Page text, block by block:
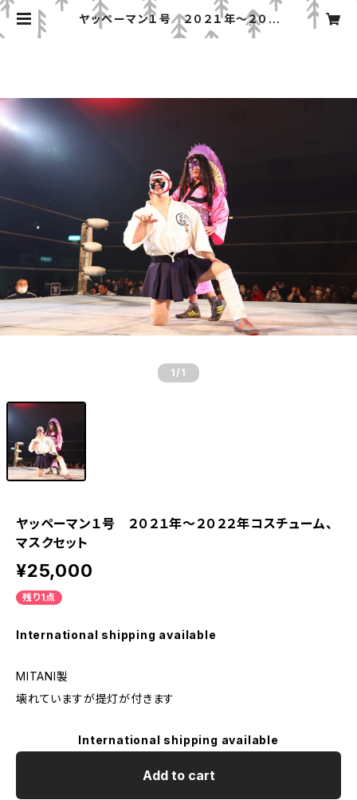
ヤッペーマン１号 ２０２１年～２０２
２年コスチューム、マスクセット | みち
1 /1
ヤッペーマン１号 ２０２１年～２０２２年コスチューム、
マスクセット
¥25,000
残り1点
International shipping available
MITANI製
壊れていますが提灯が付きます
International shipping available
Add to cart